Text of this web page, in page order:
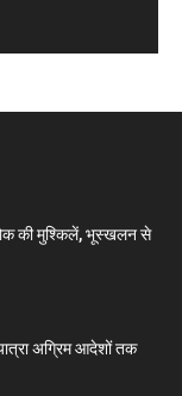
की मुश्किलें, भूस्खलन से
अग्रिम आदेशों तक